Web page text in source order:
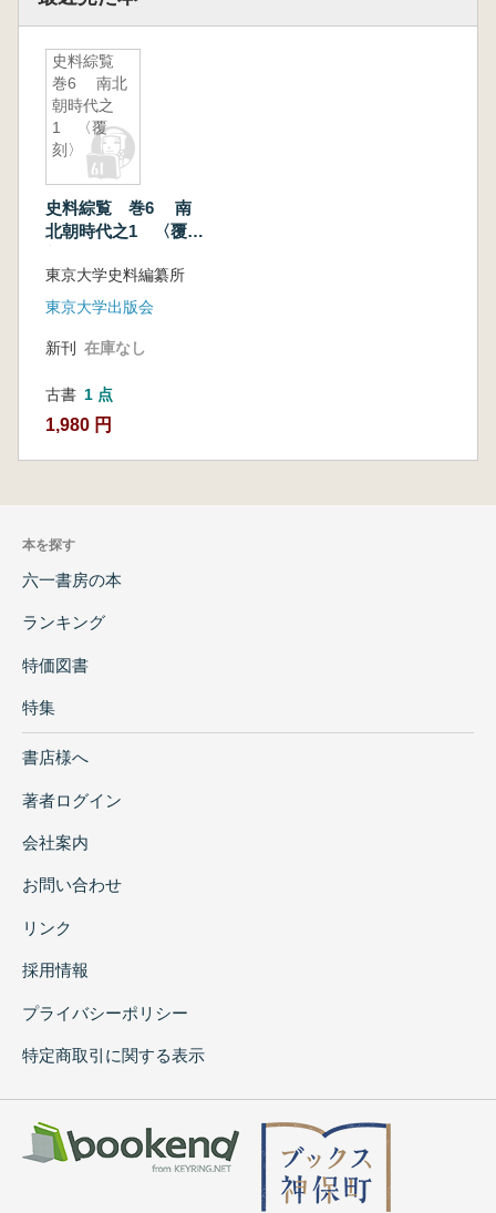
史料綜覧
巻6 南北
朝時代之
1 〈覆
刻〉
史料綜覧 巻6 南
北朝時代之1 〈覆
東京大学史料編纂所
東京大学出版会
新刊 在庫なし
古書 1 点
1,980 円
本を探す
六一書房の本
ランキング
特価図書
特集
書店様へ
著者ログイン
会社案内
お問い合わせ
リンク
採用情報
プライバシーポリシー
特定商取引に関する表示